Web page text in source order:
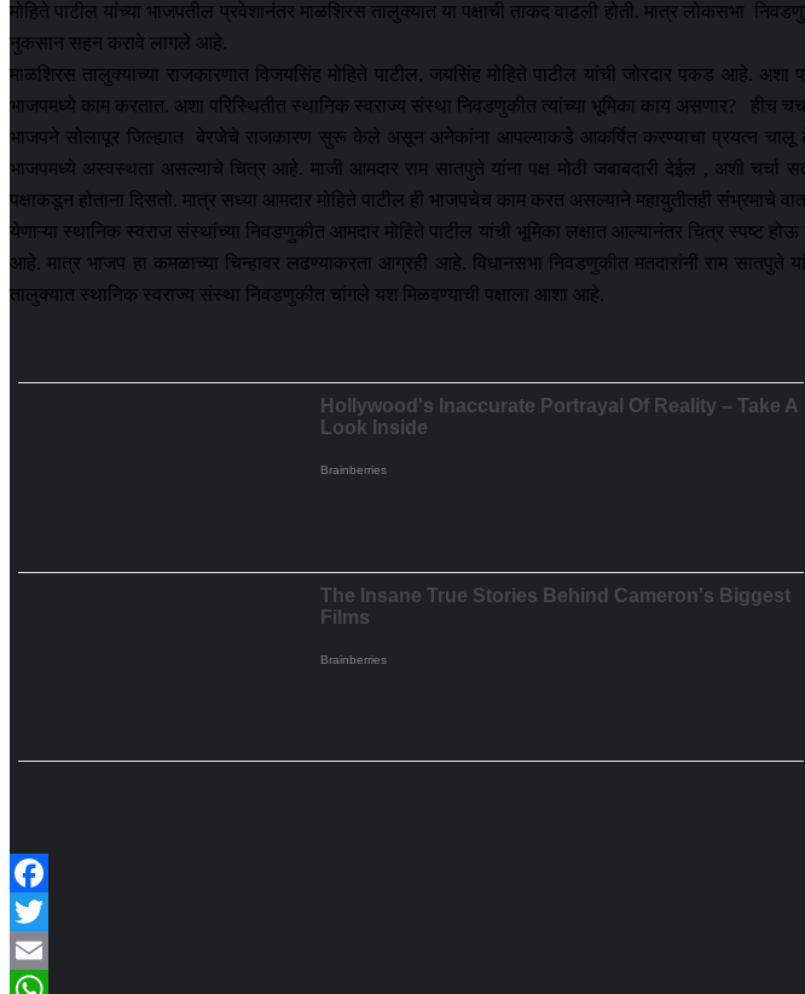
मोहिते पाटील यांच्या भाजपतील प्रवेशानंतर माळशिरस तालुक्यात या पक्षाची ताकद वाढली होती. मात्र लोकसभा
नुकसान सहन करावे लागले आहे.
माळशिरस तालुक्याच्या राजकारणात विजयसिंह मोहिते पाटील, जयसिंह मोहिते पाटील यांची जोरदार पकड आहे. अशा
भाजपमध्ये काम करतात. अशा परिस्थितीत स्थानिक स्वराज्य संस्था निवडणुकीत त्यांच्या भूमिका काय असणार? हीच
भाजपने सोलापूर जिल्ह्यात बेरजेचे राजकारण सुरू केले असून अनेकांना आपल्याकडे आकर्षित करण्याचा प्रयत्न चालू
भाजपमध्ये अस्वस्थता असल्याचे चित्र आहे. माजी आमदार राम सातपुते यांना पक्ष मोठी जबाबदारी देईल , अशी
पक्षाकडून होताना दिसतो. मात्र सध्या आमदार मोहिते पाटील ही भाजपचेच काम करत असल्याने महायुतीतही संभ्रमाचे
येणाऱ्या स्थानिक स्वराज संस्थांच्या निवडणुकीत आमदार मोहिते पाटील यांची भूमिका लक्षात आल्यानंतर चित्र स्पष्ट
आहे. मात्र भाजप हा कमळाच्या चिन्हावर लढण्याकरता आग्रही आहे. विधानसभा निवडणुकीत मतदारांनी राम
तालुक्यात स्थानिक स्वराज्य संस्था निवडणुकीत चांगले यश मिळवण्याची पक्षाला आशा आहे.
Facebook
Twitter
Email